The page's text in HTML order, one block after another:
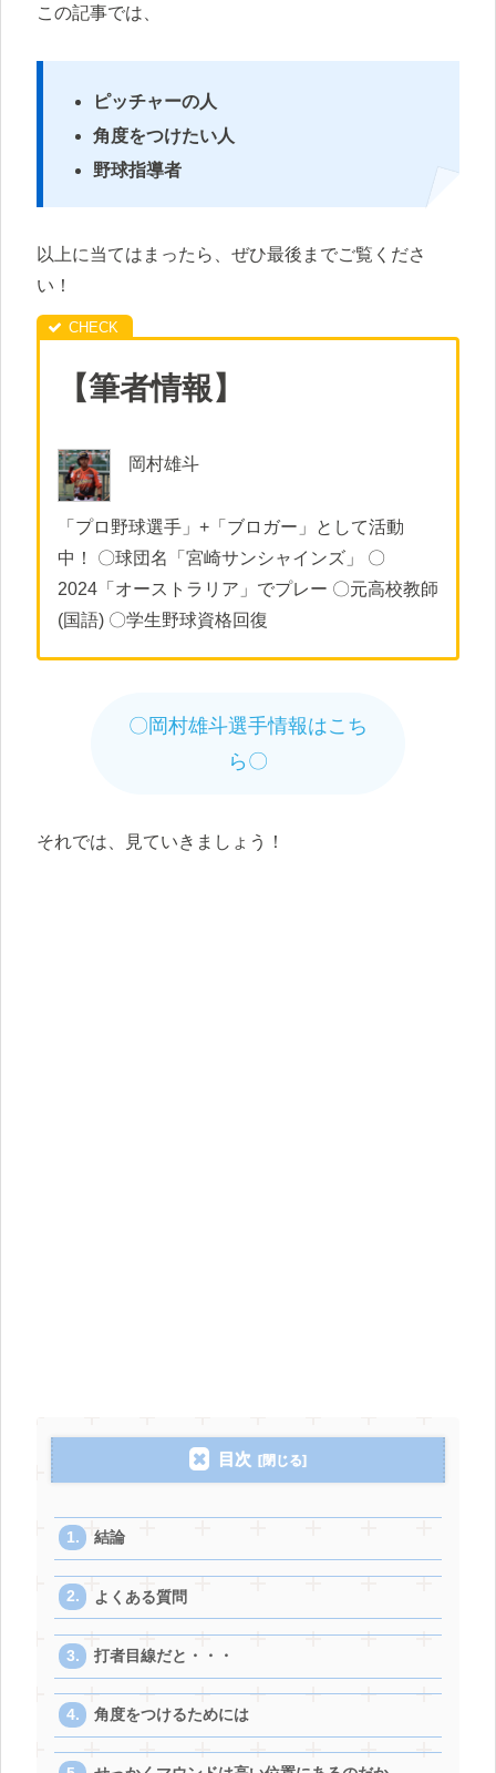
この記事では、
ピッチャーの人
角度をつけたい人
野球指導者
以上に当てはまったら、ぜひ最後までご覧くださ
い！
【筆者情報】
岡村雄斗
「プロ野球選手」+「ブロガー」として活動
中！ 〇球団名「宮崎サンシャインズ」 〇
2024「オーストラリア」でプレー 〇元高校教師
(国語) 〇学生野球資格回復
〇岡村雄斗選手情報はこち
ら〇
それでは、見ていきましょう！
目次
結論
よくある質問
打者目線だと・・・
角度をつけるためには